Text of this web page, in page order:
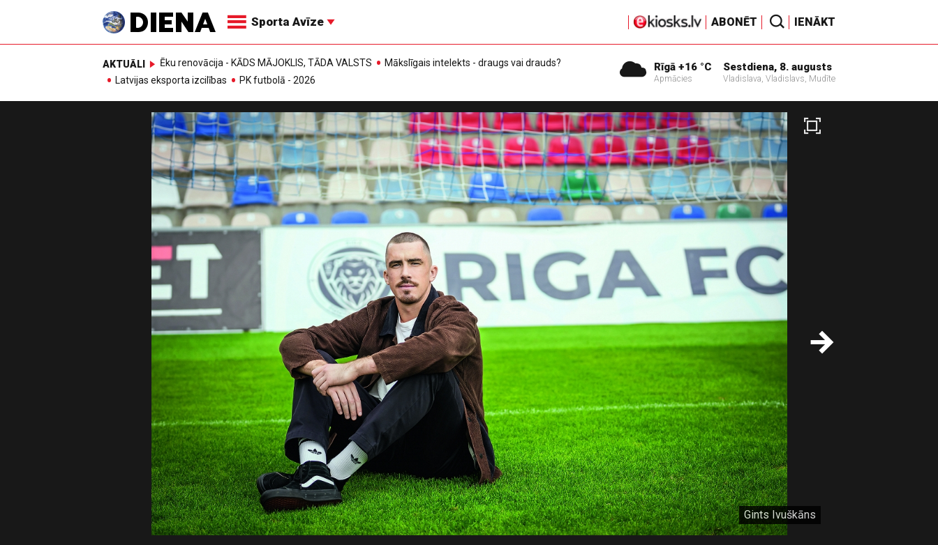
Sporta Avīze ABONĒT IENĀKT
AKTUĀLI Ēku renovācija - KĀDS MĀJOKLIS, TĀDA VALSTS
Mākslīgais intelekts - draugs vai drauds?
Latvijas eksporta izcilības
PK futbolā - 2026
Rīgā +16 °C
Apmācies
Sestdiena, 8. augusts
Vladislava, Vladislavs, Mudīte
Gints Ivuškāns